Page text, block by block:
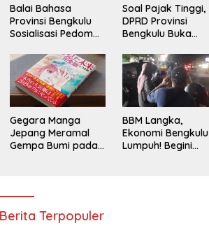
Balai Bahasa
Provinsi Bengkulu
Sosialisasi Pedoman
Penggunaan
Bahasa Indonesia
Soal Pajak Tinggi,
DPRD Provinsi
Bengkulu Buka
Pengaduan
Masyarakat
Gegara Manga
Jepang Meramal
Gempa Bumi pada
BBM Langka,
Ekonomi Bengkulu
Lumpuh! Begini
Berita Terpopuler